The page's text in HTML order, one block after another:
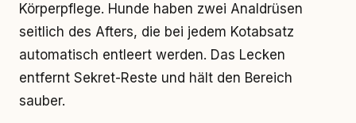
Körperpflege. Hunde haben zwei Analdrüsen
seitlich des Afters, die bei jedem Kotabsatz
automatisch entleert werden. Das Lecken
entfernt Sekret-Reste und hält den Bereich
sauber.